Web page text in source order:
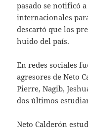
pasado se notificó
internacionales
descartó que los
huido del país.
En redes sociales
agresores de Neto
Pierre, Nagib,
dos últimos
Neto Calderón